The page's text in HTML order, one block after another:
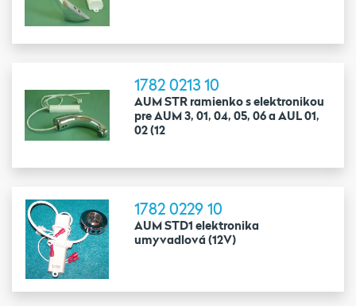
1782 0213 10
AUM STR ramienko s elektronikou
pre AUM 3, 01, 04, 05, 06 a AUL 01,
02 (12
1782 0229 10
AUM STD1 elektronika
umyvadlová (12V)